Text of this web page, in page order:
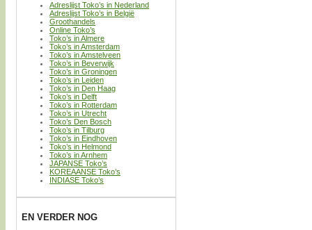
Adreslijst Toko’s in Nederland
Adreslijst Toko’s in België
Groothandels
Online Toko’s
Toko’s in Almere
Toko’s in Amsterdam
Toko’s in Amstelveen
Toko’s in Beverwijk
Toko’s in Groningen
Toko’s in Leiden
Toko’s in Den Haag
Toko’s in Delft
Toko’s in Rotterdam
Toko’s in Utrecht
Toko’s Den Bosch
Toko’s in Tilburg
Toko’s in Eindhoven
Toko’s in Helmond
Toko’s in Arnhem
JAPANSE Toko’s
KOREAANSE Toko’s
INDIASE Toko’s
EN VERDER NOG